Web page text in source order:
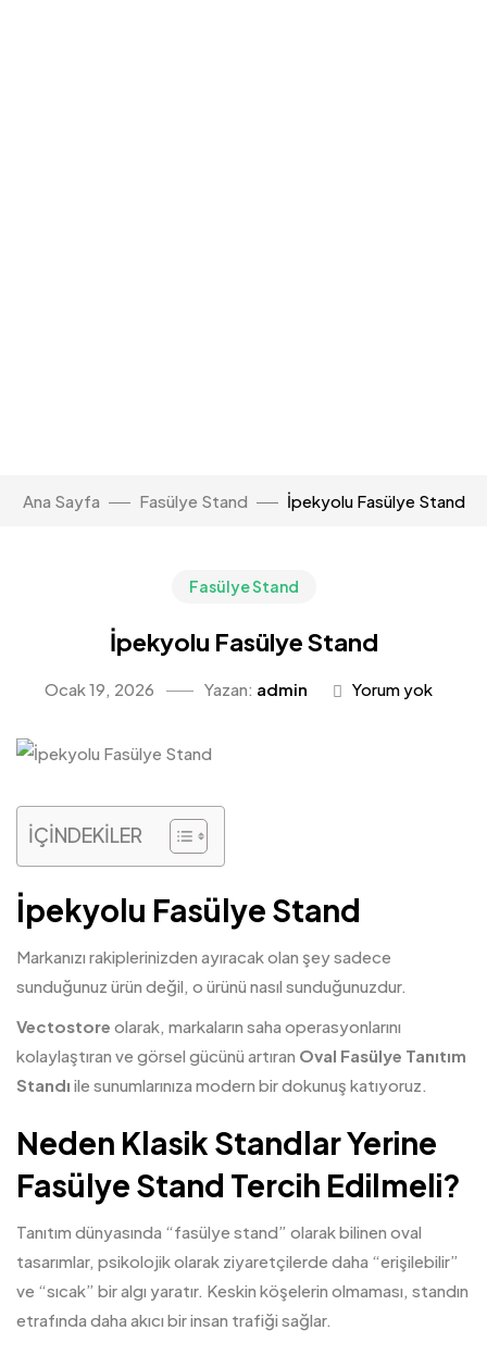
Ana Sayfa Fasülye Stand İpekyolu Fasülye Stand
Fasülye Stand
İpekyolu Fasülye Stand
Ocak 19, 2026 Yazan: admin Yorum yok
İÇİNDEKİLER
İpekyolu Fasülye Stand
Markanızı rakiplerinizden ayıracak olan şey sadece
sunduğunuz ürün değil, o ürünü nasıl sunduğunuzdur.
Vectostore olarak, markaların saha operasyonlarını
kolaylaştıran ve görsel gücünü artıran Oval Fasülye Tanıtım
Standı ile sunumlarınıza modern bir dokunuş katıyoruz.
Neden Klasik Standlar Yerine
Fasülye Stand Tercih Edilmeli?
Tanıtım dünyasında “fasülye stand” olarak bilinen oval
tasarımlar, psikolojik olarak ziyaretçilerde daha “erişilebilir”
ve “sıcak” bir algı yaratır. Keskin köşelerin olmaması, standın
etrafında daha akıcı bir insan trafiği sağlar.